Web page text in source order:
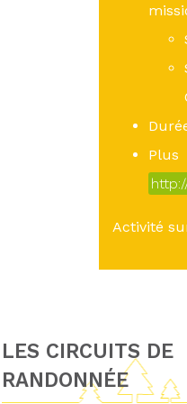
Activité
LES CIRCUITS DE
RANDONNÉE